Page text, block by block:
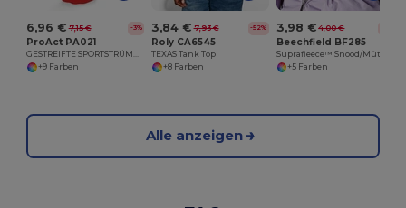
6,96 € 7,15 € -3%
ProAct PA021
+9 Farben
3,84 € 7,93 € -52%
Roly CA6545
TEXAS Tank Top
+8 Farben
3,98 € 4,00 €
Beechfield BF285
Suprafleece™ Snood/Mütze
+5 Farben
Alle anzeigen